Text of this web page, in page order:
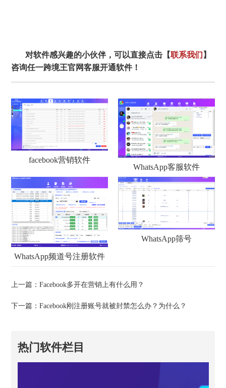
对软件感兴趣的小伙伴，可以直接点击【联系我们 】
咨询任一跨境王官网客服开通软件！
facebook营销软件
WhatsApp客服软件
WhatsApp频道号注册软件
WhatsApp筛号
上一篇：Facebook多开在营销上有什么用？
下一篇：Facebook刚注册账号就被封禁怎么办？为什么？
热门软件栏目